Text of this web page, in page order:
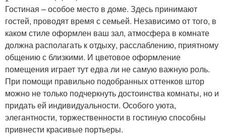
Гостиная – особое место в доме. Здесь принимают
гостей, проводят время с семьей. Независимо от того, в
каком стиле оформлен ваш зал, атмосфера в комнате
должна располагать к отдыху, расслаблению, приятному
общению с близкими. И цветовое оформление
помещения играет тут едва ли не самую важную роль.
При помощи правильно подобранных оттенков штор
можно не только подчеркнуть достоинства комнаты, но и
придать ей индивидуальности. Особого уюта,
элегантности, торжественности в гостиную способны
привнести красивые портьеры.